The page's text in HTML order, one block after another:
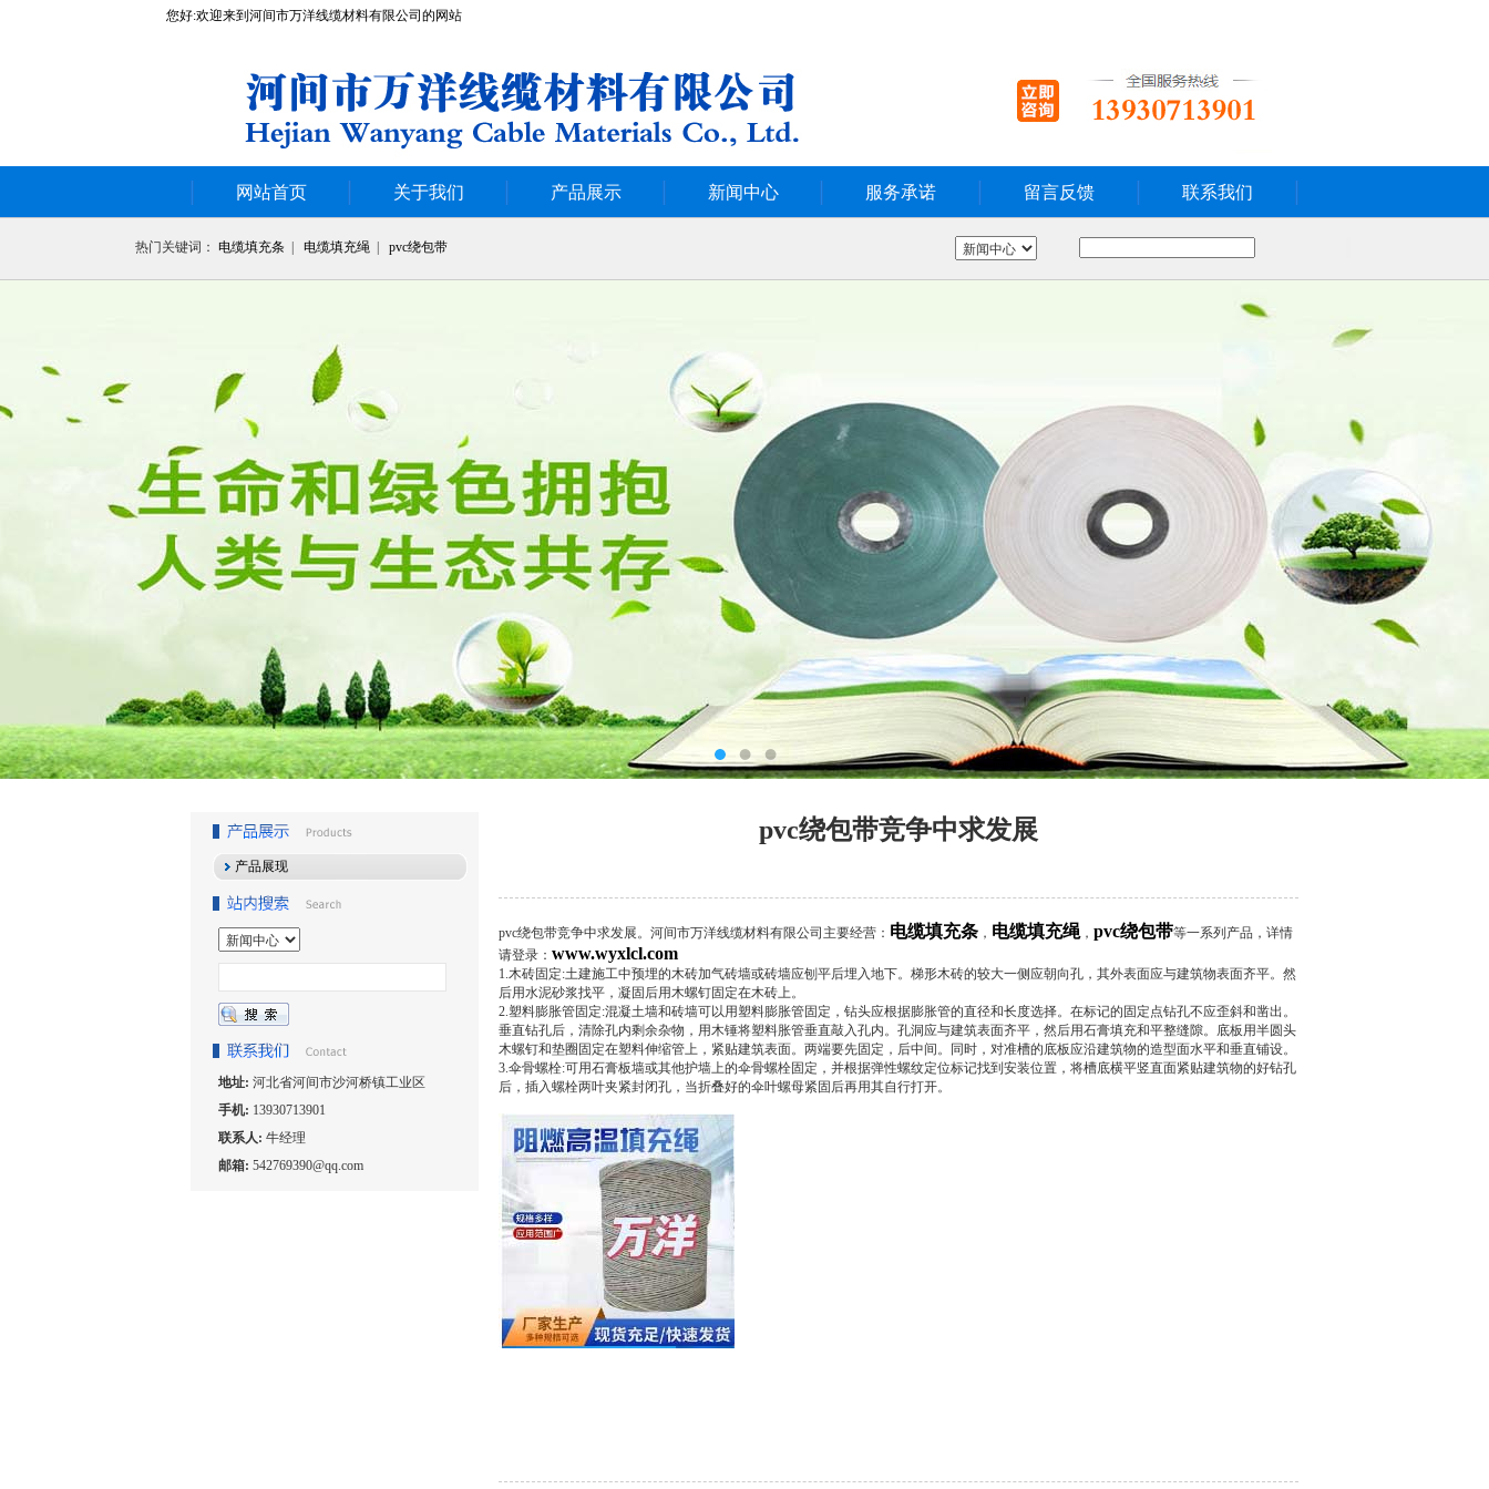
您好:欢迎来到河间市万洋线缆材料有限公司的网站
网站首页 关于我们 产品展示 新闻中心 服务承诺 留言反馈 联系我们
热门关键词： 电缆填充条 电缆填充绳 pvc绕包带
1 2
产品展现
地址: 河北省河间市沙河桥镇工业区
手机: 13930713901
联系人: 牛经理
邮箱: 542769390@qq.com
pvc绕包带竞争中求发展
pvc绕包带竞争中求发展。河间市万洋线缆材料有限公司主要经营： 电缆填充条 ， 电缆填充绳， pvc绕包带等一系列产品，详情
请登录： www.wyxlcl.com
1.木砖固定:土建施工中预埋的木砖加气砖墙或砖墙应刨平后埋入地下。梯形木砖的较大一侧应朝向孔，其外表面应与建筑物表面齐平。然
后用水泥砂浆找平，凝固后用木螺钉固定在木砖上。
2.塑料膨胀管固定:混凝土墙和砖墙可以用塑料膨胀管固定，钻头应根据膨胀管的直径和长度选择。在标记的固定点钻孔不应歪斜和凿出。
垂直钻孔后，清除孔内剩余杂物，用木锤将塑料胀管垂直敲入孔内。孔洞应与建筑表面齐平，然后用石膏填充和平整缝隙。底板用半圆头
木螺钉和垫圈固定在塑料伸缩管上，紧贴建筑表面。两端要先固定，后中间。同时，对准槽的底板应沿建筑物的造型面水平和垂直铺设。
3.伞骨螺栓:可用石膏板墙或其他护墙上的伞骨螺栓固定，并根据弹性螺纹定位标记找到安装位置，将槽底横平竖直面紧贴建筑物的好钻孔
后，插入螺栓两叶夹紧封闭孔，当折叠好的伞叶螺母紧固后再用其自行打开。